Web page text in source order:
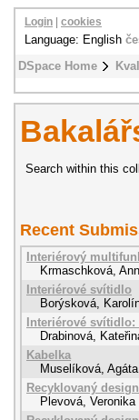
DSpace Home
Login cookies
Language: English
Search within this
Recent
Interiérový
Krmaschková,
Interiérové svítidlo
Borýsková,
Interiérové
Drabinová,
Kabelka
Muselíková, Agáta
Recyklovaný
Plevová, Veronika